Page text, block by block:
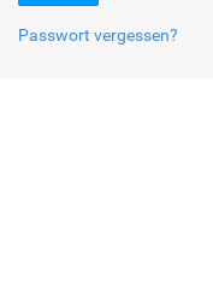
Passwort vergessen?